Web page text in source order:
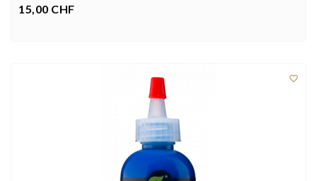
Preis
15,00 CHF
